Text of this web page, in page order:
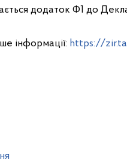
додаток Ф1 до
інформації: https://